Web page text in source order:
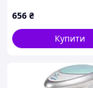
656 ₴
Купити